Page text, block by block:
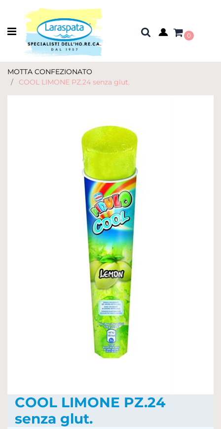
Open menu
0
MOTTA CONFEZIONATO
COOL LIMONE PZ.24 senza glut.
COOL LIMONE PZ.24
senza glut.